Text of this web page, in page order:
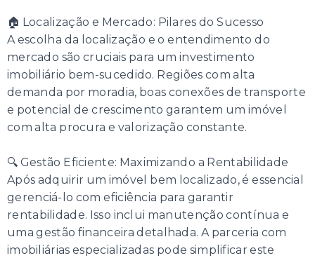
🏠 Localização e Mercado: Pilares do Sucesso
A escolha da localização e o entendimento do
mercado são cruciais para um investimento
imobiliário bem-sucedido. Regiões com alta
demanda por moradia, boas conexões de transporte
e potencial de crescimento garantem um imóvel
com alta procura e valorização constante.
🔍 Gestão Eficiente: Maximizando a Rentabilidade
Após adquirir um imóvel bem localizado, é essencial
gerenciá-lo com eficiência para garantir
rentabilidade. Isso inclui manutenção contínua e
uma gestão financeira detalhada. A parceria com
imobiliárias especializadas pode simplificar este